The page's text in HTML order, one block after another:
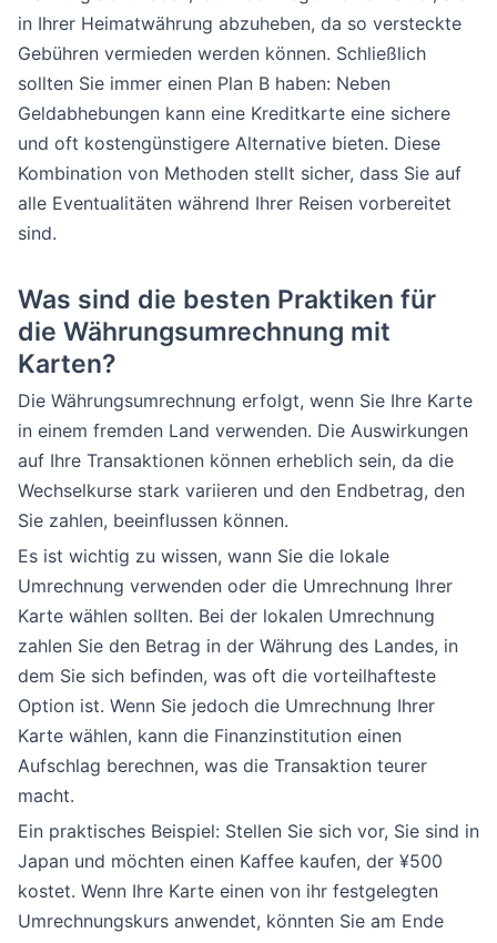
in Ihrer Heimatwährung abzuheben, da so versteckte
Gebühren vermieden werden können. Schließlich
sollten Sie immer einen Plan B haben: Neben
Geldabhebungen kann eine Kreditkarte eine sichere
und oft kostengünstigere Alternative bieten. Diese
Kombination von Methoden stellt sicher, dass Sie auf
alle Eventualitäten während Ihrer Reisen vorbereitet
sind.
Was sind die besten Praktiken für
die Währungsumrechnung mit
Karten?
Die Währungsumrechnung erfolgt, wenn Sie Ihre Karte
in einem fremden Land verwenden. Die Auswirkungen
auf Ihre Transaktionen können erheblich sein, da die
Wechselkurse stark variieren und den Endbetrag, den
Sie zahlen, beeinflussen können.
Es ist wichtig zu wissen, wann Sie die lokale
Umrechnung verwenden oder die Umrechnung Ihrer
Karte wählen sollten. Bei der lokalen Umrechnung
zahlen Sie den Betrag in der Währung des Landes, in
dem Sie sich befinden, was oft die vorteilhafteste
Option ist. Wenn Sie jedoch die Umrechnung Ihrer
Karte wählen, kann die Finanzinstitution einen
Aufschlag berechnen, was die Transaktion teurer
macht.
Ein praktisches Beispiel: Stellen Sie sich vor, Sie sind in
Japan und möchten einen Kaffee kaufen, der ¥500
kostet. Wenn Ihre Karte einen von ihr festgelegten
Umrechnungskurs anwendet, könnten Sie am Ende